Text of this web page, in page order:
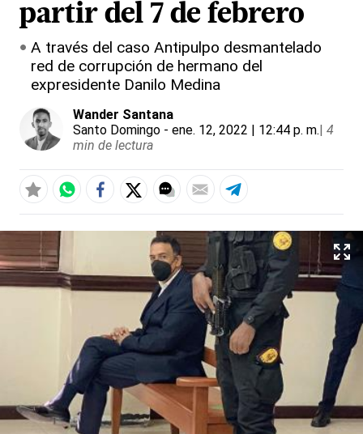
partir del 7 de febrero
A través del caso Antipulpo desmantelado
red de corrupción de hermano del
expresidente Danilo Medina
Wander Santana
Santo Domingo - ene. 12, 2022 | 12:44 p. m.| 4
min de lectura